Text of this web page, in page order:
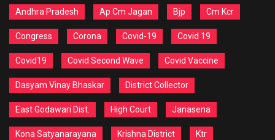
Andhra Pradesh Ap Cm Jagan Bjp Cm Kcr
Congress Corona Covid-19 Covid 19
Covid19 Covid Second Wave Covid Vaccine
Dasyam Vinay Bhaskar District Collector
East Godawari Dist. High Court Janasena
Kona Satyanarayana Krishna District Ktr